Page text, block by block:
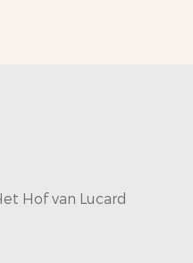
Hof van Lucard